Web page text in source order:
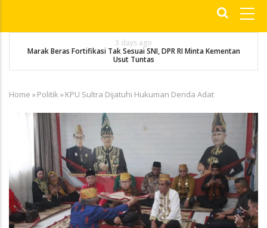
3 days ago
Marak Beras Fortifikasi Tak Sesuai SNI, DPR RI Minta Kementan
Usut Tuntas
Breadcrumb
Home »Politik »KPU Sultra Dijatuhi Hukuman Denda Adat